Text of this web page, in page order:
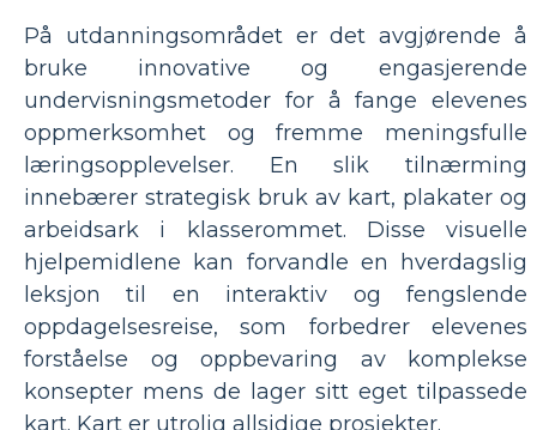
På utdanningsområdet er det avgjørende å
bruke innovative og engasjerende
undervisningsmetoder for å fange elevenes
oppmerksomhet og fremme meningsfulle
læringsopplevelser. En slik tilnærming
innebærer strategisk bruk av kart, plakater og
arbeidsark i klasserommet. Disse visuelle
hjelpemidlene kan forvandle en hverdagslig
leksjon til en interaktiv og fengslende
oppdagelsesreise, som forbedrer elevenes
forståelse og oppbevaring av komplekse
konsepter mens de lager sitt eget tilpassede
kart. Kart er utrolig allsidige prosjekter.